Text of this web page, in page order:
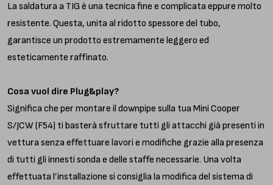
La saldatura a TIG è una tecnica fine e complicata eppure molto
resistente. Questa, unita al ridotto spessore del tubo,
garantisce un prodotto estremamente leggero ed
esteticamente raffinato.
Cosa vuol dire Plug&play?
Significa che per montare il downpipe sulla tua Mini Cooper
S/JCW (F54) ti basterà sfruttare tutti gli attacchi già presenti in
vettura senza effettuare lavori e modifiche grazie alla presenza
di tutti gli innesti sonda e delle staffe necessarie. Una volta
effettuata l’installazione si consiglia la modifica del sistema di